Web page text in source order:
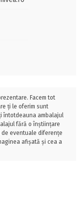
Facem tot
ți le oferim sunt
întotdeauna ambalajul
fără o înștiințare
eventuale diferențe
afișată și cea a